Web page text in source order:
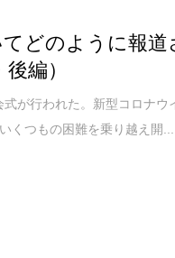
どのように報道
編）
が行われた。新型コロナウ
くつもの困難を乗り越え開...